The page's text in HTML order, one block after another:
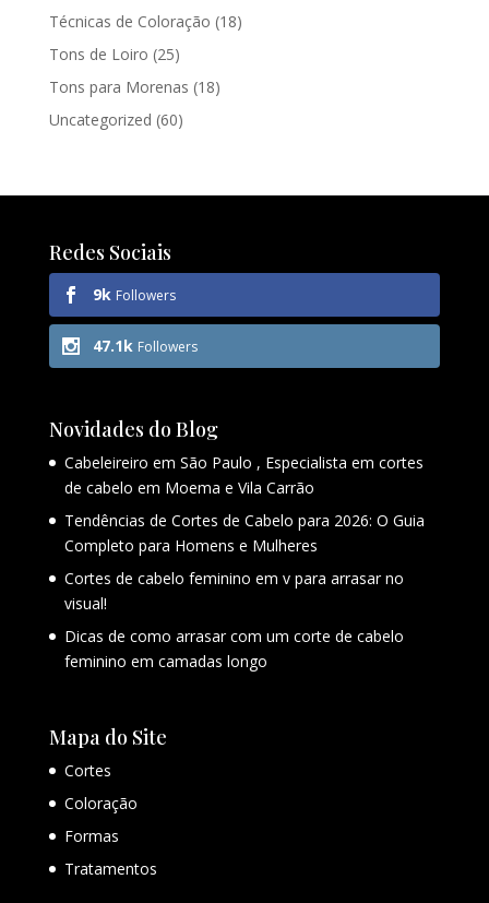
Técnicas de Coloração (18)
Tons de Loiro (25)
Tons para Morenas (18)
Uncategorized (60)
Redes Sociais
9k Followers
47.1k Followers
Novidades do Blog
Cabeleireiro em São Paulo , Especialista em cortes
de cabelo em Moema e Vila Carrão
Tendências de Cortes de Cabelo para 2026: O Guia
Completo para Homens e Mulheres
Cortes de cabelo feminino em v para arrasar no
visual!
Dicas de como arrasar com um corte de cabelo
feminino em camadas longo
Mapa do Site
Cortes
Coloração
Formas
Tratamentos